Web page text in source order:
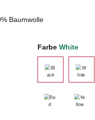
Baumwolle
Farbe White